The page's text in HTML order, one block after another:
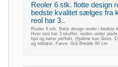
Reoler 6 stk. flotte design
bedste kvalitet sælges fra
reol har 3..
Reoler 6 stk. flotte design reoler i bedste
Hver reol har 3 skuffer, neden under
hjul og kører perfekt. Hjulene kan låses.
og tidsløst. Farve: Grå Bredde 80 cm